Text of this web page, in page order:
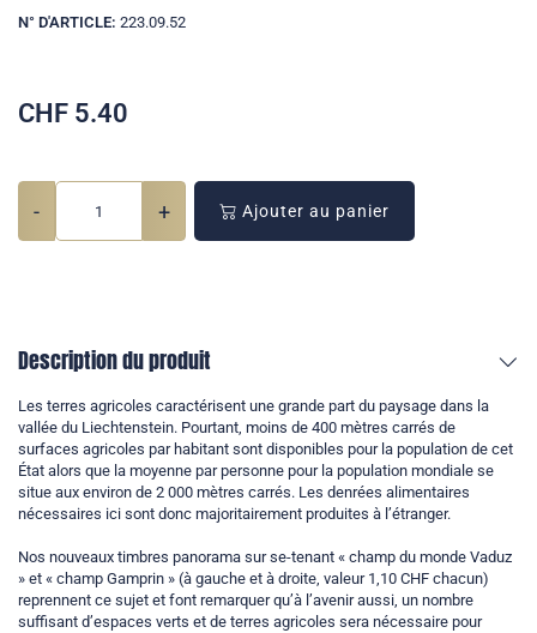
N° D'ARTICLE: 223.09.52
CHF 5.40
- + Ajouter au panier
Description du produit
Les terres agricoles caractérisent une grande part du paysage dans la
vallée du Liechtenstein. Pourtant, moins de 400 mètres carrés de
surfaces agricoles par habitant sont disponibles pour la population de cet
État alors que la moyenne par personne pour la population mondiale se
situe aux environ de 2 000 mètres carrés. Les denrées alimentaires
nécessaires ici sont donc majoritairement produites à l’étranger.
Nos nouveaux timbres panorama sur se-tenant « champ du monde Vaduz
» et « champ Gamprin » (à gauche et à droite, valeur 1,10 CHF chacun)
reprennent ce sujet et font remarquer qu’à l’avenir aussi, un nombre
suffisant d’espaces verts et de terres agricoles sera nécessaire pour